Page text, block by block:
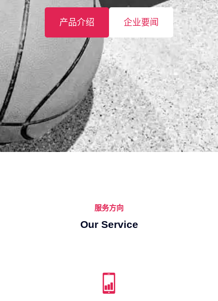
产品介绍 企业要闻
服务方向
Our Service